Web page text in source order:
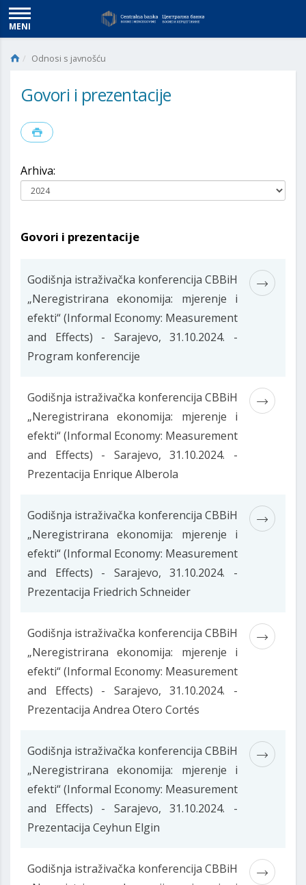
MENI
Odnosi s javnošću
Govori i prezentacije
Arhiva:
Govori i prezentacije
Godišnja istraživačka konferencija CBBiH
„Neregistrirana ekonomija: mjerenje i
efekti“ (Informal Economy: Measurement
and Effects) - Sarajevo, 31.10.2024. -
Program konferencije
Godišnja istraživačka konferencija CBBiH
„Neregistrirana ekonomija: mjerenje i
efekti“ (Informal Economy: Measurement
and Effects) - Sarajevo, 31.10.2024. -
Prezentacija Enrique Alberola
Godišnja istraživačka konferencija CBBiH
„Neregistrirana ekonomija: mjerenje i
efekti“ (Informal Economy: Measurement
and Effects) - Sarajevo, 31.10.2024. -
Prezentacija Friedrich Schneider
Godišnja istraživačka konferencija CBBiH
„Neregistrirana ekonomija: mjerenje i
efekti“ (Informal Economy: Measurement
and Effects) - Sarajevo, 31.10.2024. -
Prezentacija Andrea Otero Cortés
Godišnja istraživačka konferencija CBBiH
„Neregistrirana ekonomija: mjerenje i
efekti“ (Informal Economy: Measurement
and Effects) - Sarajevo, 31.10.2024. -
Prezentacija Ceyhun Elgin
Godišnja istraživačka konferencija CBBiH